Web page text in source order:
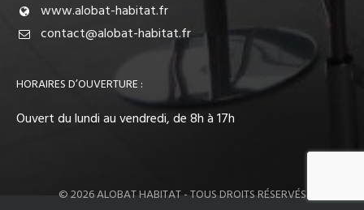
www.alobat-habitat.fr
contact@alobat-habitat.fr
HORAIRES D’OUVERTURE :
Ouvert du lundi au vendredi, de 8h à 17h